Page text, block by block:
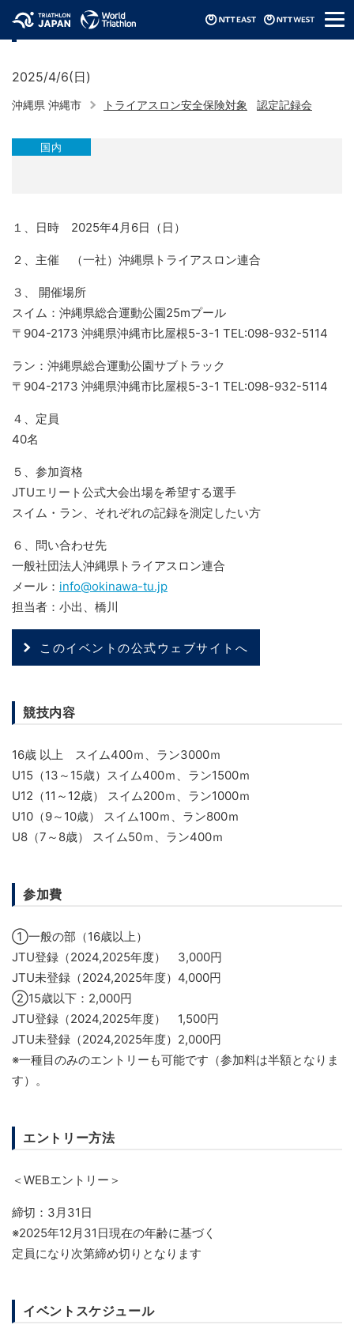
メ
ニ
認定記録会（2025/沖縄県）
2025/4/6(日)
沖縄県 沖縄市 トライアスロン安全保険対象 認定記録会
国内
１、日時 2025年4月6日（日）
２、主催 （一社）沖縄県トライアスロン連合
３、 開催場所
スイム：沖縄県総合運動公園25mプール
〒904-2173 沖縄県沖縄市比屋根5-3-1 TEL:098-932-5114
ラン：沖縄県総合運動公園サブトラック
〒904-2173 沖縄県沖縄市比屋根5-3-1 TEL:098-932-5114
４、定員
40名
５、参加資格
JTUエリート公式大会出場を希望する選手
スイム・ラン、それぞれの記録を測定したい方
６、問い合わせ先
一般社団法人沖縄県トライアスロン連合
メール： info@okinawa-tu.jp
担当者：小出、橋川
このイベントの公式ウェブサイトへ
競技内容
16歳 以上 スイム400ｍ、ラン3000ｍ
U15（13～15歳）スイム400ｍ、ラン1500ｍ
U12（11～12歳） スイム200ｍ、ラン1000ｍ
U10（9～10歳） スイム100ｍ、ラン800ｍ
U8（7～8歳） スイム50ｍ、ラン400ｍ
参加費
①一般の部（16歳以上）
JTU登録（2024,2025年度） 3,000円
JTU未登録（2024,2025年度）4,000円
②15歳以下：2,000円
JTU登録（2024,2025年度） 1,500円
JTU未登録（2024,2025年度）2,000円
※一種目のみのエントリーも可能です（参加料は半額となりま
す）。
エントリー方法
＜WEBエントリー＞
締切：3月31日
※2025年12月31日現在の年齢に基づく
定員になり次第締め切りとなります
イベントスケジュール